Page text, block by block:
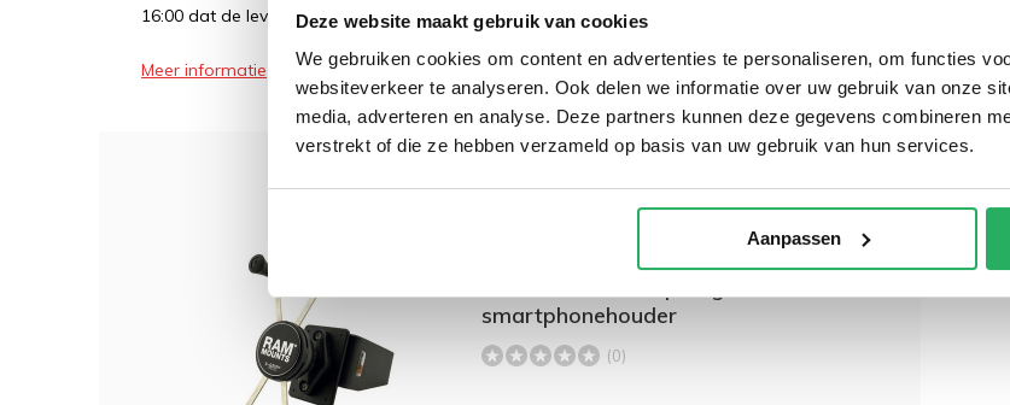
Deze website maakt gebruik van cookies
We gebruiken cookies om content en advertenties te personaliseren, om functies
websiteverkeer te analyseren. Ook delen we informatie over uw gebruik van onze
media, adverteren en analyse. Deze partners kunnen deze gegevens combineren
verstrekt of die ze hebben verzameld op basis van uw gebruik van hun services.
Aanpassen
16:00 dat de levering de volgende dag plaatsvindt.
Meer informatie
Dit wordt 'm!
Emounts VW Crafter - Proclip
smartphonehouder
(0)